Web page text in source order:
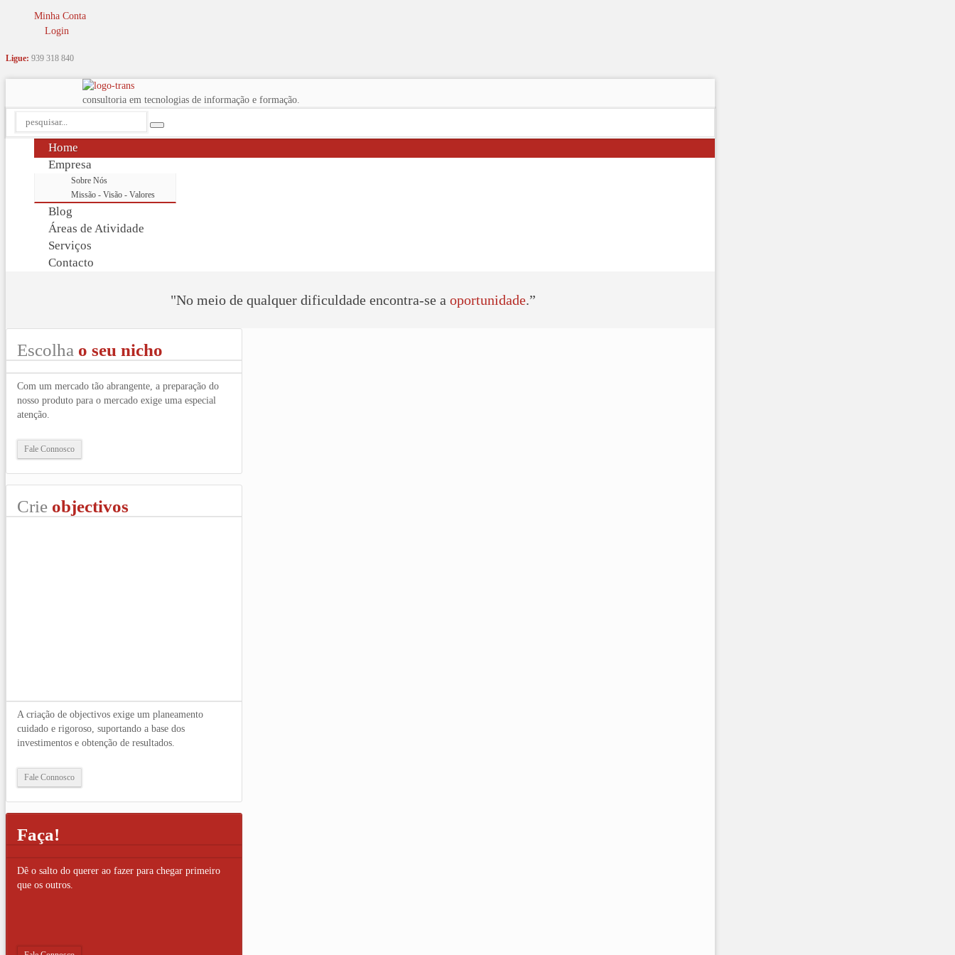
Minha Conta
Login
Ligue: 939 318 840
consultoria em tecnologias de informação e formação.
Home
Empresa
Sobre Nós
Missão - Visão - Valores
Blog
Áreas de Atividade
Serviços
Contacto
"No meio de qualquer dificuldade encontra-se a oportunidade.”
Escolha o seu nicho
Com um mercado tão abrangente, a preparação do
nosso produto para o mercado exige uma especial
atenção.
Fale Connosco
Crie objectivos
A criação de objectivos exige um planeamento
cuidado e rigoroso, suportando a base dos
investimentos e obtenção de resultados.
Fale Connosco
Faça!
Dê o salto do querer ao fazer para chegar primeiro
que os outros.